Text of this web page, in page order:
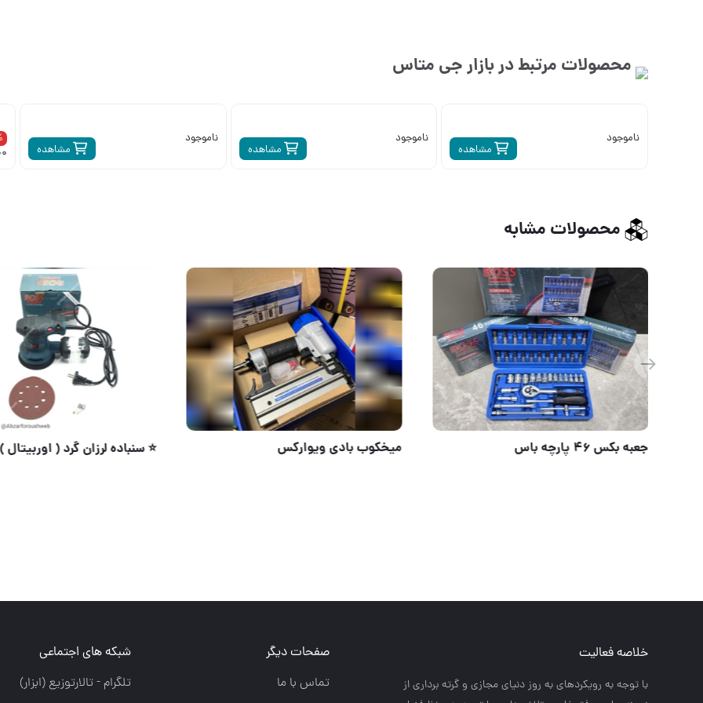
محصولات مرتبط در بازارجی متاس
مشاهده
ناموجود
مشاهده
ناموجود
مشاهده
ناموجود
محصولات مشابه
الکتروموتور دو اسب 1400 دور تک فاز جعبه بکس ۴۶ پارچه باس میخکوب بادی ویوارکس
خلاصه فعالیت
با توجه به رويكردهاي به روز دنياي مجازي و گرته برداري از
صفحات دیگر
تماس با ما
شبکه های اجتماعی
تلگرام - تالارتوزيع (ابزار)